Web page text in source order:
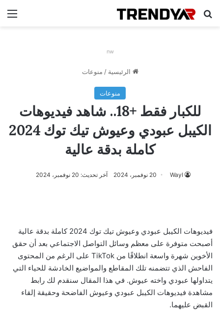
بحث عن
nw
الرئيسية / منوعات
منوعات
للكبار فقط +18.. شاهد فيديوهات
الكيبل عبودي وعيوش تيك توك 2024
كاملة بدقة عالية
Wayl 20 نوفمبر، 2024 آخر تحديث: 20 نوفمبر، 2024
فيديوهات الكيبل عبودي وعيوش تيك توك 2024 كاملة بدقة عالية
أصبحت متوفرة على معظم وسائل التواصل الاجتماعي بعد أن حقق
الأخوين شهرة واسعة انطلاقًا من TikTok على الرغم من المحتوى
الفاحش الذي تتضمنه تلك المقاطع والمواضيع الخادشة للحياء التي
يتداولها عبودي واخته عيوش. في هذا المقال سنقدم لك رابط
مشاهدة فيديوهات الكيبل عبودي وعيوش الفاضحة وحقيقة إلقاء
القبض عليهما.